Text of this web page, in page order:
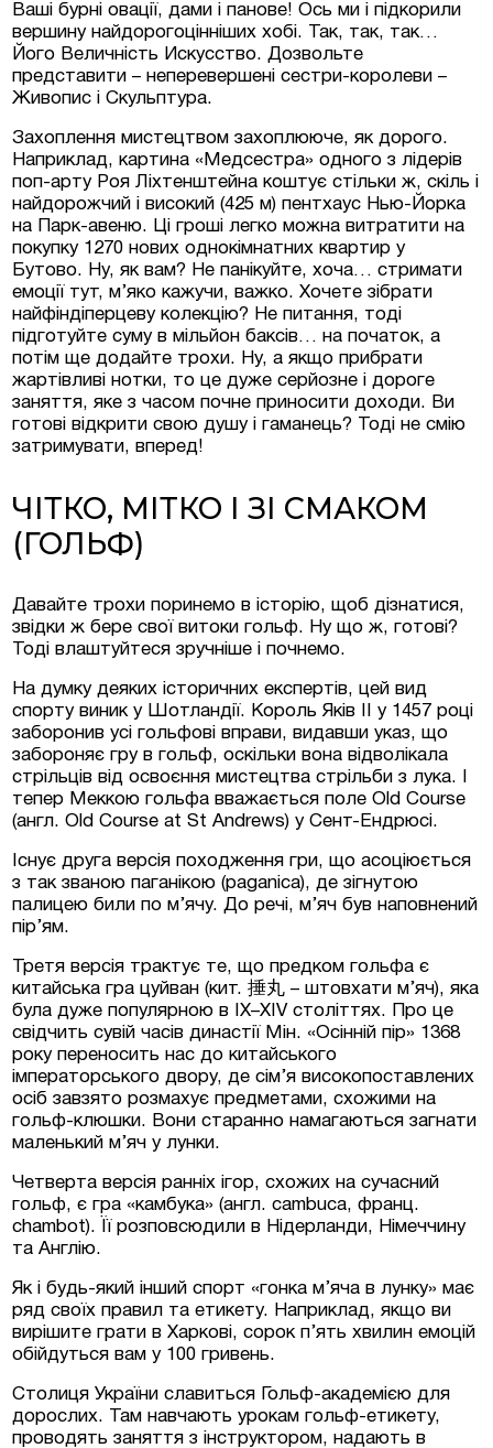
Ваші бурні овації, дами і панове! Ось ми і підкорили
вершину найдорогоцінніших хобі. Так, так, так…
Його Величність Искусство. Дозвольте
представити – неперевершені сестри-королеви –
Живопис і Скульптура.
Захоплення мистецтвом захоплююче, як дорого.
Наприклад, картина «Медсестра» одного з лідерів
поп-арту Роя Ліхтенштейна коштує стільки ж, скіль і
найдорожчий і високий (425 м) пентхаус Нью-Йорка
на Парк-авеню. Ці гроші легко можна витратити на
покупку 1270 нових однокімнатних квартир у
Бутово. Ну, як вам? Не панікуйте, хоча… стримати
емоції тут, м’яко кажучи, важко. Хочете зібрати
найфіндіперцеву колекцію? Не питання, тоді
підготуйте суму в мільйон баксів… на початок, а
потім ще додайте трохи. Ну, а якщо прибрати
жартівливі нотки, то це дуже серйозне і дороге
заняття, яке з часом почне приносити доходи. Ви
готові відкрити свою душу і гаманець? Тоді не смію
затримувати, вперед!
ЧІТКО, МІТКО І ЗІ СМАКОМ
(ГОЛЬФ)
Давайте трохи поринемо в історію, щоб дізнатися,
звідки ж бере свої витоки гольф. Ну що ж, готові?
Тоді влаштуйтеся зручніше і почнемо.
На думку деяких історичних експертів, цей вид
спорту виник у Шотландії. Король Яків II у 1457 році
заборонив усі гольфові вправи, видавши указ, що
забороняє гру в гольф, оскільки вона відволікала
стрільців від освоєння мистецтва стрільби з лука. І
тепер Меккою гольфа вважається поле Old Course
(англ. Old Course at St Andrews) у Сент-Ендрюсі.
Існує друга версія походження гри, що асоціюється
з так званою паганікою (paganica), де зігнутою
палицею били по м’ячу. До речі, м’яч був наповнений
пір’ям.
Третя версія трактує те, що предком гольфа є
китайська гра цуйван (кит. 捶丸 – штовхати м’яч), яка
була дуже популярною в IX–XIV століттях. Про це
свідчить сувій часів династії Мін. «Осінній пір» 1368
року переносить нас до китайського
імператорського двору, де сім’я високопоставлених
осіб завзято розмахує предметами, схожими на
гольф-клюшки. Вони старанно намагаються загнати
маленький м’яч у лунки.
Четверта версія ранніх ігор, схожих на сучасний
гольф, є гра «камбука» (англ. cambuca, франц.
chambot). Її розповсюдили в Нідерланди, Німеччину
та Англію.
Як і будь-який інший спорт «гонка м’яча в лунку» має
ряд своїх правил та етикету. Наприклад, якщо ви
вирішите грати в Харкові, сорок п’ять хвилин емоцій
обійдуться вам у 100 гривень.
Столиця України славиться Гольф-академією для
дорослих. Там навчають урокам гольф-етикету,
проводять заняття з інструктором, надають в
Залишити заявку
Згоден на обробку персональних даних